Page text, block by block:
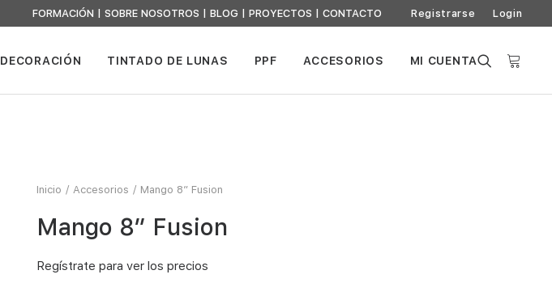
FORMACIÓN SOBRE NOSOTROS BLOG PROYECTOS CONTACTO Registrarse Login
DECORACIÓN TINTADO DE LUNAS PPF ACCESORIOS MI CUENTA
Inicio Accesorios Mango 8″ Fusion
Mango 8″ Fusion
Regístrate para ver los precios